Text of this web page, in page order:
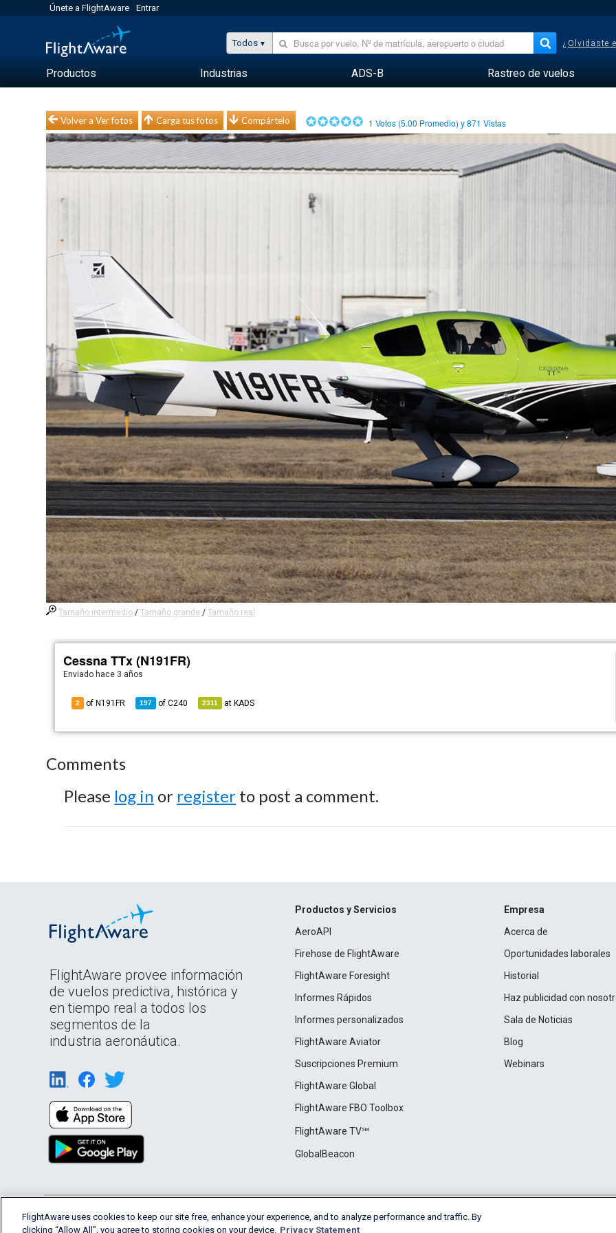
Únete a FlightAware Entrar
Todos ¿Olvidaste
Productos Industrias ADS-B Rastreo de vuelos
Volver a Ver fotos Carga tus fotos Compártelo 1 Votos (5.00 Promedio) y871 Vistas
Tamaño intermedio /Tamaño grande /Tamaño real
Cessna TTx (N191FR)
Enviado hace 3 años
2 of N191FR 197 ofC240 2311 at KADS
Comments
Please log in or register to post a comment.
FlightAware provee información
de vuelos predictiva, histórica y
en tiempo real a todos los
segmentos de la
industria aeronáutica.
Productos y Servicios
AeroAPI
Firehose de FlightAware
FlightAware Foresight
Informes Rápidos
Informes personalizados
FlightAware Aviator
Suscripciones Premium
FlightAware Global
FlightAware FBO Toolbox
FlightAware TV℠
GlobalBeacon
Empresa
Acerca de
Oportunidades laborales
Historial
Haz publicidad con
Sala de Noticias
Blog
Webinars
English (USA) 2026 FlightAware Terms of Use Privacy Cookie Settings
FlightAware uses cookies to keep our site free, enhance your experience, and to analyze performance and traffic. By
clicking “Allow All”, you agree to storing cookies on your device. Privacy Statement